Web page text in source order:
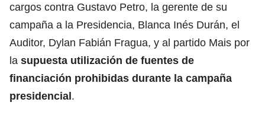
cargos contra Gustavo Petro, la gerente de su
campaña a la Presidencia, Blanca Inés Durán, el
Auditor, Dylan Fabián Fragua, y al partido Mais por
la supuesta utilización de fuentes de
financiación prohibidas durante la campaña
presidencial.